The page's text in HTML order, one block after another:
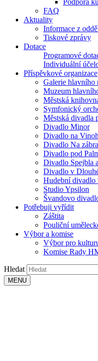
Podpora
FAQ
Aktuality
Informace z
Tiskové zprávy
Dotace
Programové
Individuální
Příspěvkové organizace
Galerie hlavního
Muzeum
Městská
Symfonický
Městská divadla
Divadlo Minor
Divadlo na
Divadlo Na
Divadlo pod
Divadlo Spejbla
Divadlo v
Hudební divadlo
Studio Ypsilon
Švandovo
Potřebuji vyřídit
Záštita
Pouliční
Výbor a komise
Výbor pro
Komise Rady
Hledat
MENU